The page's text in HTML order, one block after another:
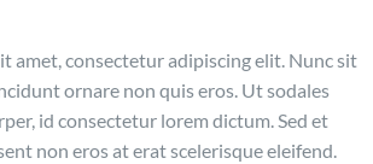
amet, consectetur adipiscing elit. Nunc sit
ornare non quis eros. Ut sodales
id consectetur lorem dictum. Sed et
non eros at erat scelerisque eleifend.